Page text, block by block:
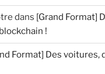
dans [Grand Format]
!
Format] Des voitures,